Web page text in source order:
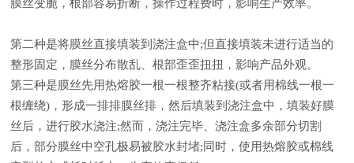
膜丝变脆，根部容易折断，操作过程费时，影响生产效率。
第二种是将膜丝直接填装到浇注盒中;但直接填装未进行适当的
整形固定，膜丝分布散乱、根部歪歪扭扭，影响产品外观。
第三种是膜丝先用热熔胶一根一根整齐粘接(或者用棉线一根一
根缠绕)，形成一排排膜丝排，然后填装到浇注盒中，填装好膜
丝后，进行胶水浇注;然而，浇注完毕、浇注盒多余部分切割
后，部分膜丝中空孔极易被胶水封堵;同时，使用热熔胶或棉线